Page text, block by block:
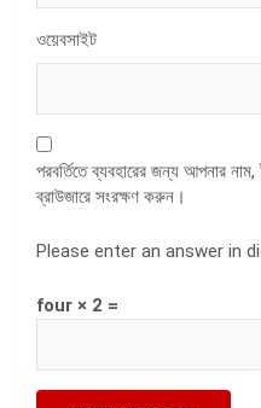
ওয়েবসাইট
পরবর্তিতে ব্যবহারের জন্য আপনার
ব্রাউজারে সংরক্ষণ করুন।
Please enter an answer in
four × 2 =